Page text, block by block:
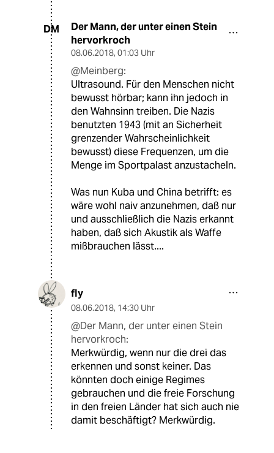
DM
Der Mann, der unter einen Stein
hervorkroch
08.06.2018, 01:03 Uhr
@Meinberg:
Ultrasound. Für den Menschen nicht
bewusst hörbar; kann ihn jedoch in
den Wahnsinn treiben. Die Nazis
benutzten 1943 (mit an Sicherheit
grenzender Wahrscheinlichkeit
bewusst) diese Frequenzen, um die
Menge im Sportpalast anzustacheln.
Was nun Kuba und China betrifft: es
wäre wohl naiv anzunehmen, daß nur
und ausschließlich die Nazis erkannt
haben, daß sich Akustik als Waffe
mißbrauchen lässt....
fly
08.06.2018, 14:30 Uhr
@Der Mann, der unter einen Stein
hervorkroch:
Merkwürdig, wenn nur die drei das
erkennen und sonst keiner. Das
könnten doch einige Regimes
gebrauchen und die freie Forschung
in den freien Länder hat sich auch nie
damit beschäftigt? Merkwürdig.